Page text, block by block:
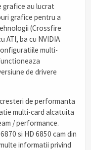
grafice au lucrat
grafice pentru a
(Crossfire
ATI, ba cu NVIDIA
multi-
de drivere
de performanta
multi-card alcatuita
/ performance.
si HD 6850 cam din
informatii privind